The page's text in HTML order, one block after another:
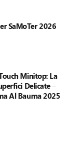
SaMoTer 2026
Minitop: La
Delicate –
Al Bauma 2025